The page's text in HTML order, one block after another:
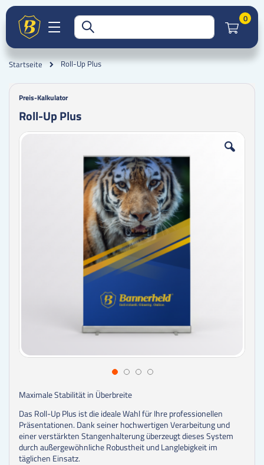
0
Startseite Roll-Up Plus
Preis-Kalkulator
Roll-Up Plus
Zum
Zum
Maximale Stabilität in Überbreite
Das Roll-Up Plus ist die ideale Wahl für Ihre professionellen
Präsentationen. Dank seiner hochwertigen Verarbeitung und
einer verstärkten Stangenhalterung überzeugt dieses System
durch außergewöhnliche Robustheit und Langlebigkeit im
täglichen Einsatz.